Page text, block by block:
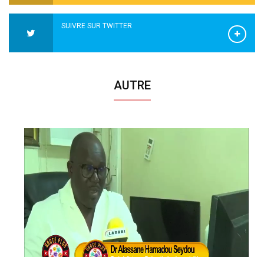
SUIVRE SUR TWITTER
AUTRE